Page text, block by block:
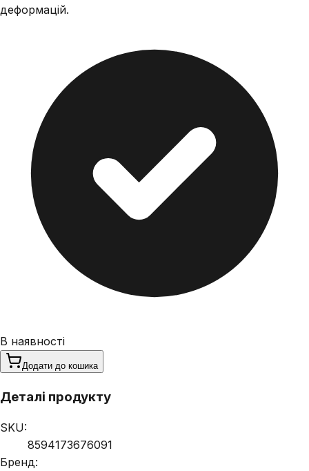
деформацій.
В наявності
Додати до кошика
Деталі продукту
SKU:
8594173676091
Бренд: